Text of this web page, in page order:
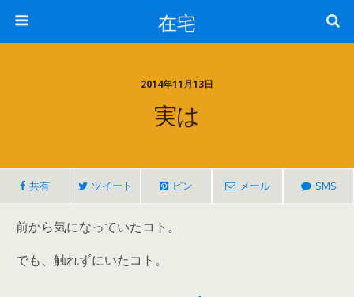
在宅
2014年11月13日
実は
共有 ツイート ピン メール SMS
前から気になっていたコト。
でも、触れずにいたコト。